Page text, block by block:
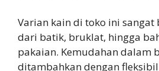
Varian kain di toko ini sangat
dari batik, bruklat, hingga
pakaian. Kemudahan dalam
ditambahkan dengan